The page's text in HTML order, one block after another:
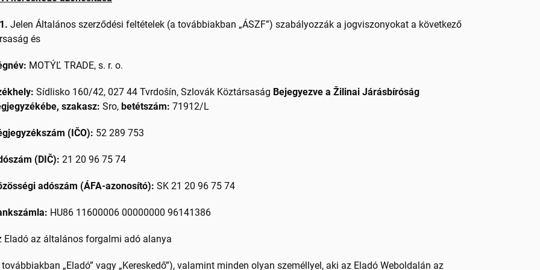
Jelen Általános szerződési feltételek (a továbbiakban „ÁSZF”) szabályozzák a jogviszonyokat a következő
és
MOTÝĽ TRADE, s. r. o.
Sídlisko 160/42, 027 44 Tvrdošín, Szlovák Köztársaság Bejegyezve a Žilinai Járásbíróság
szakasz: Sro, betétszám: 71912/L
(IČO): 52 289 753
(DIČ): 21 20 96 75 74
adószám (ÁFA-azonosító): SK 21 20 96 75 74
HU86 11600006 00000000 96141386
Eladó az általános forgalmi adó alanya
továbbiakban „Eladó” vagy „Kereskedő”), valamint minden olyan személlyel, aki az Eladó Weboldalán az